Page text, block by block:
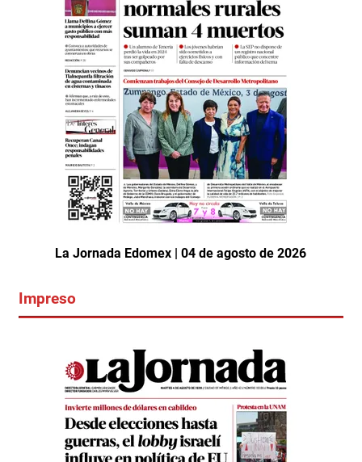
La Jornada Edomex | 04 de agosto de 2026
Impreso